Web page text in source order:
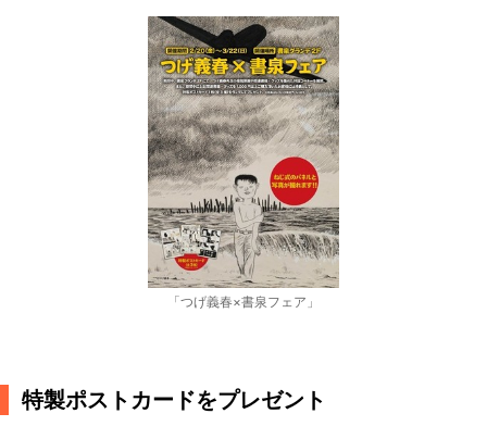
「つげ義春×書泉フェア」
特製ポストカードをプレゼント